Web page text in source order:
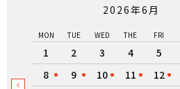
2026年6月
MON TUE WED THE FRI
1 2 3 4 5
8
9 10 11 12